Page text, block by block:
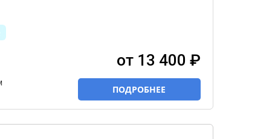
от 13 400 ₽
ПОДРОБНЕЕ